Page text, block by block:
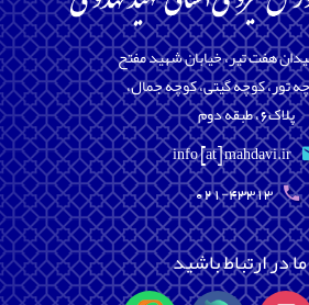
هفت تیر، خیابان شهید مفتح
تور، کوچه گیتی، کوچه جمال،
پلاک6، طبقه دوم
info [at] mahdavi.ir
021-43313
ما در ارتباط باشید